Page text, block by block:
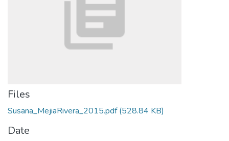
Files
Susana_MejiaRivera_2015.pdf(528.84 KB)
Date